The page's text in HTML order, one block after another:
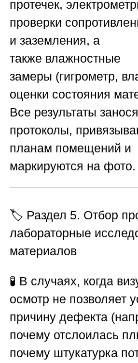
протечек,
проверки
и заземления, а
также влажностные
замеры (гигрометр,
оценки состояния
Все результаты
протоколы,
планам помещений и
маркируются на фото.
🏷️ Раздел 5. Отбор
лабораторные
материалов
🧪 В случаях, когда
осмотр не позволяет
причину дефекта
почему отслоилась
почему штукатурка